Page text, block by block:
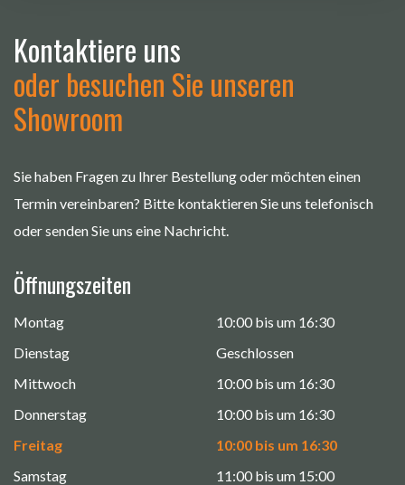
Kontaktiere uns
oder besuchen Sie unseren
Showroom
Sie haben Fragen zu Ihrer Bestellung oder möchten einen
Termin vereinbaren? Bitte kontaktieren Sie uns telefonisch
oder senden Sie uns eine Nachricht.
Öffnungszeiten
Montag
10:00 bis um 16:30
Dienstag
Geschlossen
Mittwoch
10:00 bis um 16:30
Donnerstag
10:00 bis um 16:30
Freitag
10:00 bis um 16:30
Samstag
11:00 bis um 15:00